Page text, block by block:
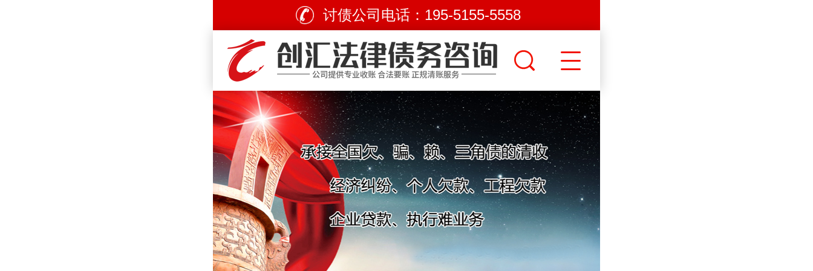
讨债公司电话： 195-5155-5558